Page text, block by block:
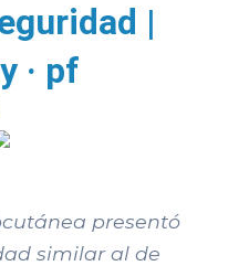
|
· pf
presentó
similar al de